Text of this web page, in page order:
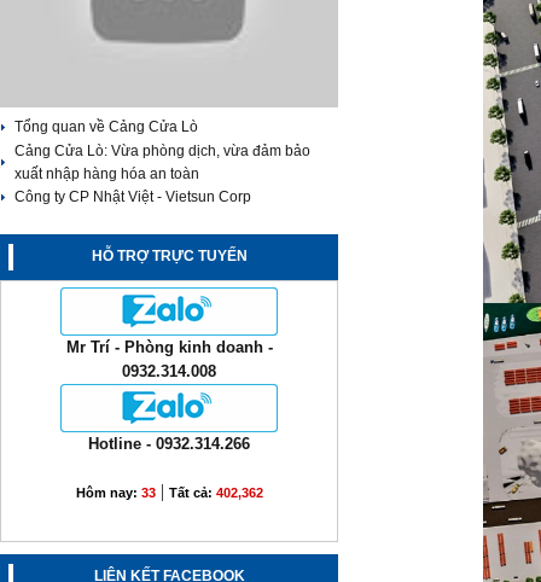
Tổng quan về Cảng Cửa Lò
Cảng Cửa Lò: Vừa phòng dịch, vừa đảm bảo
xuất nhập hàng hóa an toàn
Công ty CP Nhật Việt - Vietsun Corp
HỖ TRỢ TRỰC TUYẾN
Mr Trí - Phòng kinh doanh -
0932.314.008
Hotline - 0932.314.266
Hôm nay: 33| Tất cả: 402,362
LIÊN KẾT FACEBOOK